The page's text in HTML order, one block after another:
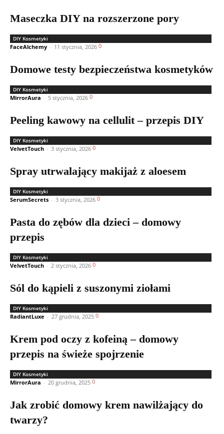
Maseczka DIY na rozszerzone pory
DIY Kosmetyki
FaceAlchemy - 11 stycznia, 2026 0
Domowe testy bezpieczeństwa kosmetyków
DIY Kosmetyki
MirrorAura - 5 stycznia, 2026 0
Peeling kawowy na cellulit – przepis DIY
DIY Kosmetyki
VelvetTouch - 3 stycznia, 2026 0
Spray utrwalający makijaż z aloesem
DIY Kosmetyki
SerumSecrets - 3 stycznia, 2026 0
Pasta do zębów dla dzieci – domowy
przepis
DIY Kosmetyki
VelvetTouch - 2 stycznia, 2026 0
Sól do kąpieli z suszonymi ziołami
DIY Kosmetyki
RadiantLuxe - 27 grudnia, 2025 0
Krem pod oczy z kofeiną – domowy
przepis na świeże spojrzenie
DIY Kosmetyki
MirrorAura - 20 grudnia, 2025 0
Jak zrobić domowy krem nawilżający do
twarzy?